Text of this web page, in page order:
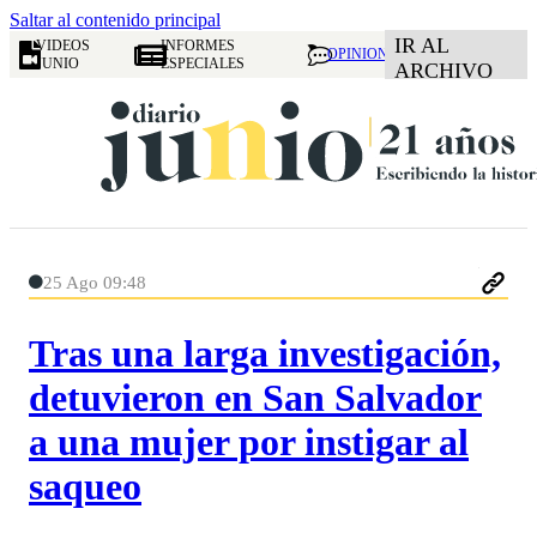
Saltar al contenido principal
VIDEOS
JUNIO
INFORMES
ESPECIALES
OPINION IR AL
ARCHIVO
25 Ago 09:48
Tras una larga investigación,
detuvieron en San Salvador
a una mujer por instigar al
saqueo